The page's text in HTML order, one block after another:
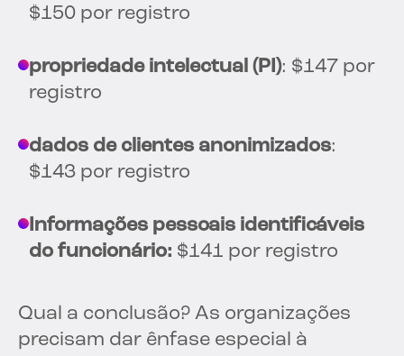
$150 por registro
propriedade intelectual (PI): $147 por
registro
dados de clientes anonimizados:
$143 por registro
Informações pessoais identificáveis
do funcionário: $141 por registro
Qual a conclusão? As organizações
precisam dar ênfase especial à